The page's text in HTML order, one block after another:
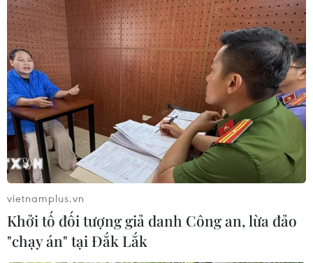
Theo dõi VietnamPlus
TIN LIÊN QUAN
vietnamplus.vn
Khởi tố đối tượng giả danh Công an, lừa đảo
"chạy án" tại Đắk Lắk